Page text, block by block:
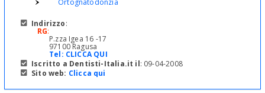
Ortognatodonzia
Indirizzo:
RG:
P.zza Igea 16 -17
97100 Ragusa
Tel: CLICCA QUI
Iscritto a Dentisti-Italia.it il: 09-04-2008
Sito web: Clicca qui